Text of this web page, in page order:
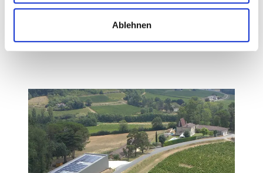
Ablehnen
Prognose: 615.000 kWh Strom pro Jahr,
das entspricht etwa dem Jahresverbrauch
von 205 Drei-Personen-Haushalten